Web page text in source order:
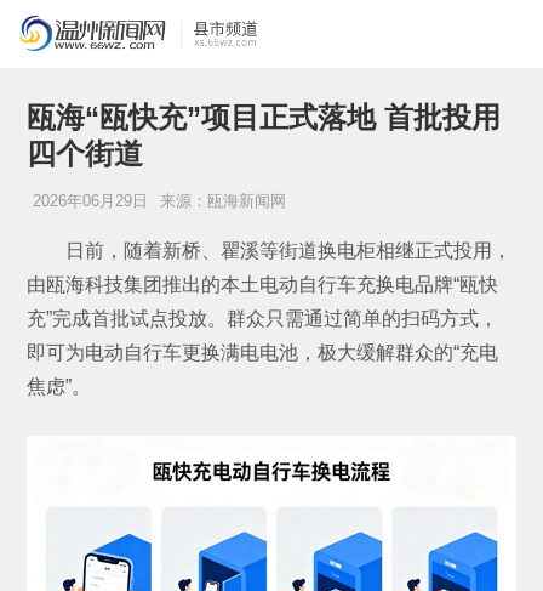
瓯海“瓯快充”项目正式落地 首批投用
四个街道
2026年06月29日 来源：瓯海新闻网
日前，随着新桥、瞿溪等街道换电柜相继正式投用，
由瓯海科技集团推出的本土电动自行车充换电品牌“瓯快
充”完成首批试点投放。群众只需通过简单的扫码方式，
即可为电动自行车更换满电电池，极大缓解群众的“充电
焦虑”。